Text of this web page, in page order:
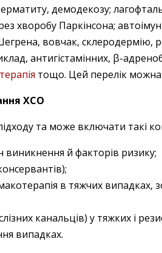
демодекозу;
хворобу Паркінсона;
вовчак, склеродермію,
антигістамінних, β-
терапія тощо. Цей перелік
ХСО
та може включати такі
виникнення й факторів ризику;
в тяжчих
канальців) у тяжких і
випадках.